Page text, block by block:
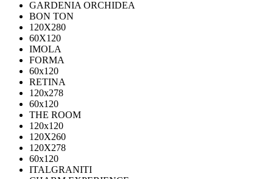
GARDENIA ORCHIDEA
BON TON
120X280
60X120
IMOLA
FORMA
60x120
RETINA
120x278
60x120
THE ROOM
120x120
120X260
120X278
60x120
ITALGRANITI